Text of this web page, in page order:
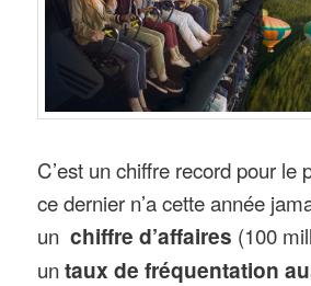
C’est un chiffre record pour le
ce dernier n’a cette année
un chiffre d’affaires (100
untaux de fréquentation